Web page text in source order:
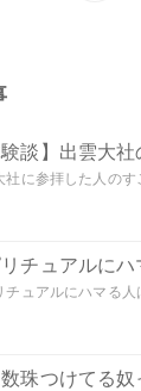
験談】出雲大
社に参拝した人の
チュアルに
チュアルにハマる
数珠つけてる